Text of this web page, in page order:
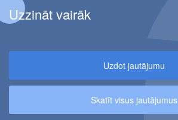
Uzzināt vairāk
Uzdot jautājumu
Skatīt visus jautājumus